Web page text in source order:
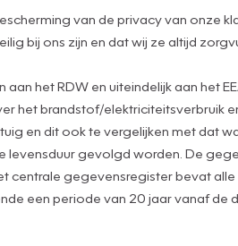
van de privacy van onze
bij ons zijn en dat wij ze altijd
het RDW en uiteindelijk aan het
het brandstof/elektriciteitsverbruik
en dit ook te vergelijken met dat
gevolgd worden. De
centrale gegevensregister bevat
een periode van 20 jaar vanaf